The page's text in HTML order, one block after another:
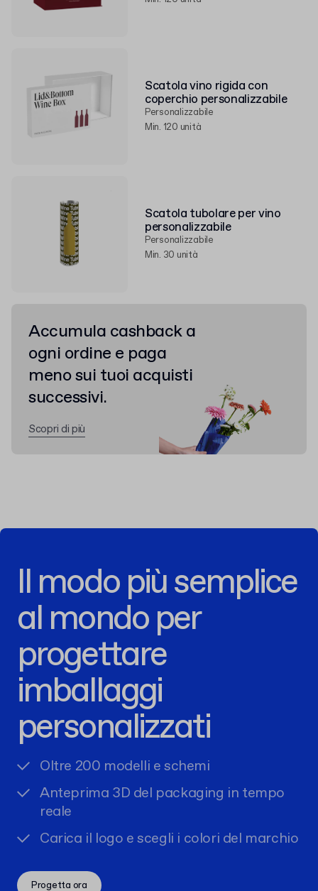
Scatola vino rigida con
coperchio personalizzabile
Personalizzabile
Min. 120 unità
Scatola tubolare per vino
personalizzabile
Personalizzabile
Min. 30 unità
Accumula cashback a
ogni ordine e paga
meno sui tuoi acquisti
successivi.
Scopri di più
Il modo più semplice
al mondo per
progettare
imballaggi
personalizzati
Oltre 200 modelli e schemi
Anteprima 3D del packaging in tempo
reale
Carica il logo e scegli i colori del marchio
Progetta ora